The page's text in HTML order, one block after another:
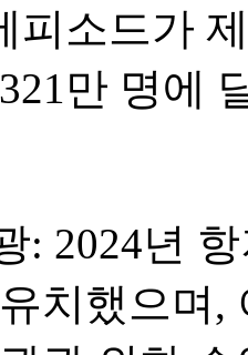
피소드가
만 명에
: 2024년
치했으며,